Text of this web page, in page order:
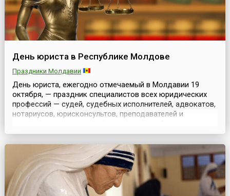
День юриста в Республике Молдове
Праздники Молдавии
День юриста, ежегодно отмечаемый в Молдавии 19
октября, — праздник специалистов всех юридических
профессий — судей, судебных исполнителей, адвокатов,
нотариусов, юрисконсультов, преподавателей и
заведений, всех тех, кто стремится стать
юристом.Сегодня принимают поздравления
профессионалы юридического дела, на кого возложена
или будет возложена огромная...